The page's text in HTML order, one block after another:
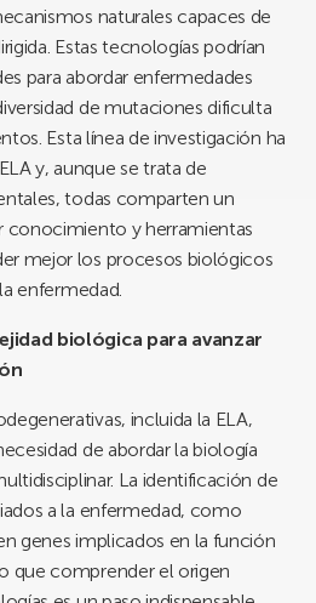
naturales capaces de
Estas tecnologías podrían
para abordar enfermedades
de mutaciones dificulta
Esta línea de investigación ha
y, aunque se trata de
todas comparten un
conocimiento y herramientas
mejor los procesos biológicos
enfermedad.
biológica para avanzar
incluida la ELA,
de abordar la biología
La identificación de
a la enfermedad, como
genes implicados en la función
que comprender el origen